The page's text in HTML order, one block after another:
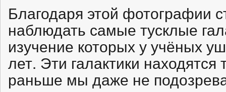
Благодаря этой фотографии
наблюдать самые тусклые
изучение которых у учёных
лет. Эти галактики находятся
раньше мы даже не